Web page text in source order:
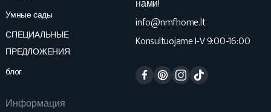
Умные сады
СПЕЦИАЛЬНЫЕ
ПРЕДЛОЖЕНИЯ
блог
Информация
нами!
info@nmfhome.lt
Konsultuojame I-V 9:00-16:00
FacebookPinterestInstagram